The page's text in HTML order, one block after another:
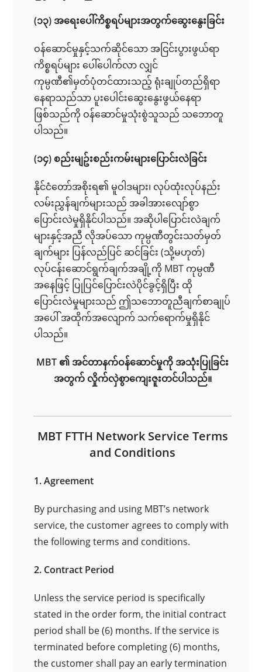
(၁၃) အရေးပေါ်ကိစ္စရပ်များအတွက်ဆွေးနွေးခြင်း
ဝန်ဆောင်မှုနှင့်သက်ဆိုင်သော အငြင်းပွားဖွယ်ရာ
ကိစ္စရပ်များ ပေါ်ပေါက်လာ လျှင်
ကုမ္ပဏီ၏မှတ်ပုံတင်ထားသည့် ရုံးချုပ်တည်ရှိရာ
နေရာသည်သာ ပူးပေါင်းဆွေးနွေးဖွယ်နေရာ
ဖြစ်သည်ကို ဝန်ဆောင်မှုသုံးစွဲသူသည် သဘောတူ
ပါသည်။
(၁၄) စည်းမျဥ်းစည်းကမ်းများပြောင်းလဲခြင်း
နိုင်ငံတော်အစိုးရ၏ မူဝါဒများ၊ လုပ်ထုံးလုပ်နည်း
လမ်းညွှန်ချက်များသည် အခါအားလျော်စွာ
ပြောင်းလဲမှုရှိနိုင်ပါသည်။ အဆိုပါပြောင်းလဲချက်
များနှင့်အညီ လိုအပ်သော ကုမ္ပဏီတွင်းသတ်မှတ်
ချက်များ ပြန်လည်ပြင် ဆင်ခြင်း (သို့မဟုတ်)
လုပ်ငန်းဆောင်ရွက်ချက်အချို့ကို MBT ကုမ္ပဏီ
အနေဖြင့် ပြုပြင်ပြောင်းလဲပိုင်ခွင့်ရှိပြီး ထို
ပြောင်းလဲမှုများသည် ဤသဘောတူညီချက်စာချုပ်
အပေါ် အထိုက်အလျောက် သက်ရောက်မှုရှိနိုင်
ပါသည်။
MBT ၏ အင်တာနက်ဝန်ဆောင်မှုကို အသုံးပြုခြင်း
အတွက် လှိုက်လှဲစွာကျေးဇူးတင်ပါသည်။
MBT FTTH Network Service Terms
and Conditions
1. Agreement
By purchasing and using MBT’s network
service, the customer agrees to comply with
the following terms and conditions.
2. Contract Period
Unless the service period is specifically
stated in the order form, the initial contract
period shall be (6) months. If the service is
terminated before completing (6) months,
the customer shall pay an early termination